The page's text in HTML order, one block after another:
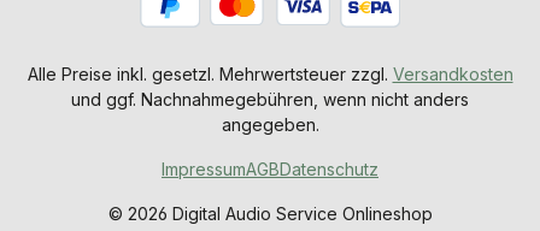
Alle Preise inkl. gesetzl. Mehrwertsteuer zzgl. Versandkosten
und ggf. Nachnahmegebühren, wenn nicht anders
angegeben.
© 2026 Digital Audio Service Onlineshop
ImpressumAGBDatenschutz